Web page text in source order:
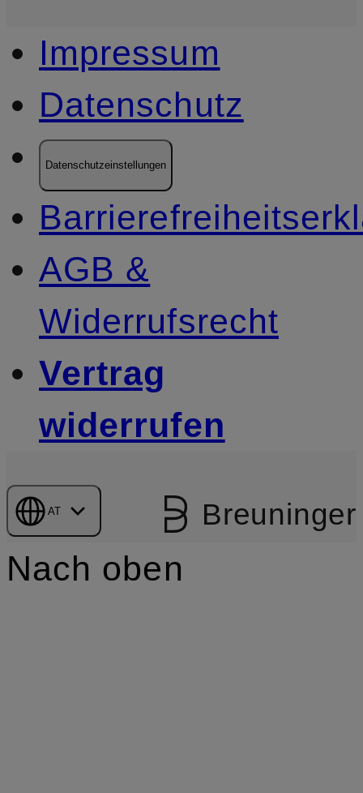
Impressum
Datenschutz
Datenschutzeinstellungen
AGB &
Widerrufsrecht
Vertrag
widerrufen
AT Breuninger
Nach oben